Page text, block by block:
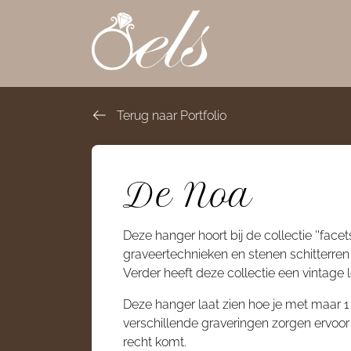
Terug naar Portfolio
De Noa
Deze hanger hoort bij de collectie
graveertechnieken en stenen
Verder heeft deze collectie een vintage
Deze hanger laat zien hoe je met maar
verschillende graveringen zorgen
recht komt.